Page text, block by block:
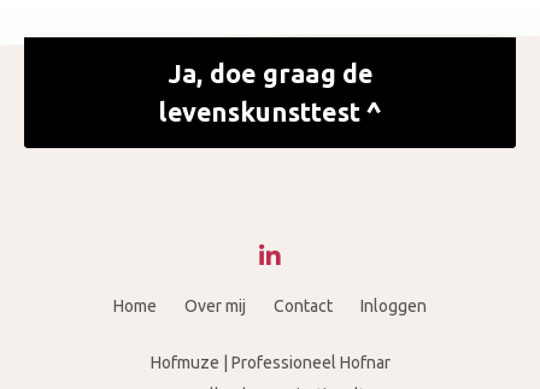
Ja, doe graag de
levenskunsttest ^
Home Over mij Contact Inloggen
Hofmuze | Professioneel Hofnar